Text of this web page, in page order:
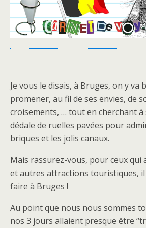
Je vous le disais, à Bruges, on y va
promener, au fil de ses envies, de
croisements, … tout en cherchant à
dédale de ruelles pavées pour
briques et les jolis canaux.
Mais rassurez-vous, pour ceux qui
et autres attractions touristiques, il
faire à Bruges !
Au point que nous nous sommes
nos 3 jours allaient presque être